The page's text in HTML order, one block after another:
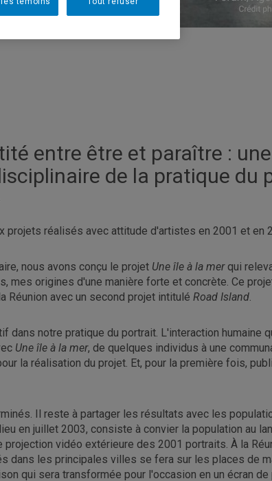
entre être et paraître :
de la pratique du
projets réalisés avec attitude d'artistes en 2001 et en
nous avons conçu le projet Une île à la merqui
mes origines d'une manière forte et concrète. Ce
Réunion avec un second projet intitulé Road Island.
dans notre pratique du portrait. L'interaction humaine
Une île à la mer, de quelques individus à une
la réalisation du projet. Et, pour la première fois,
Il reste à partager les résultats avec les
en juillet 2003, consiste à convier la population au
vidéo extérieure des 2001 portraits. À la
dans les principales villes se fera sur les places de
qui sera transformée pour l'occasion en un écran de